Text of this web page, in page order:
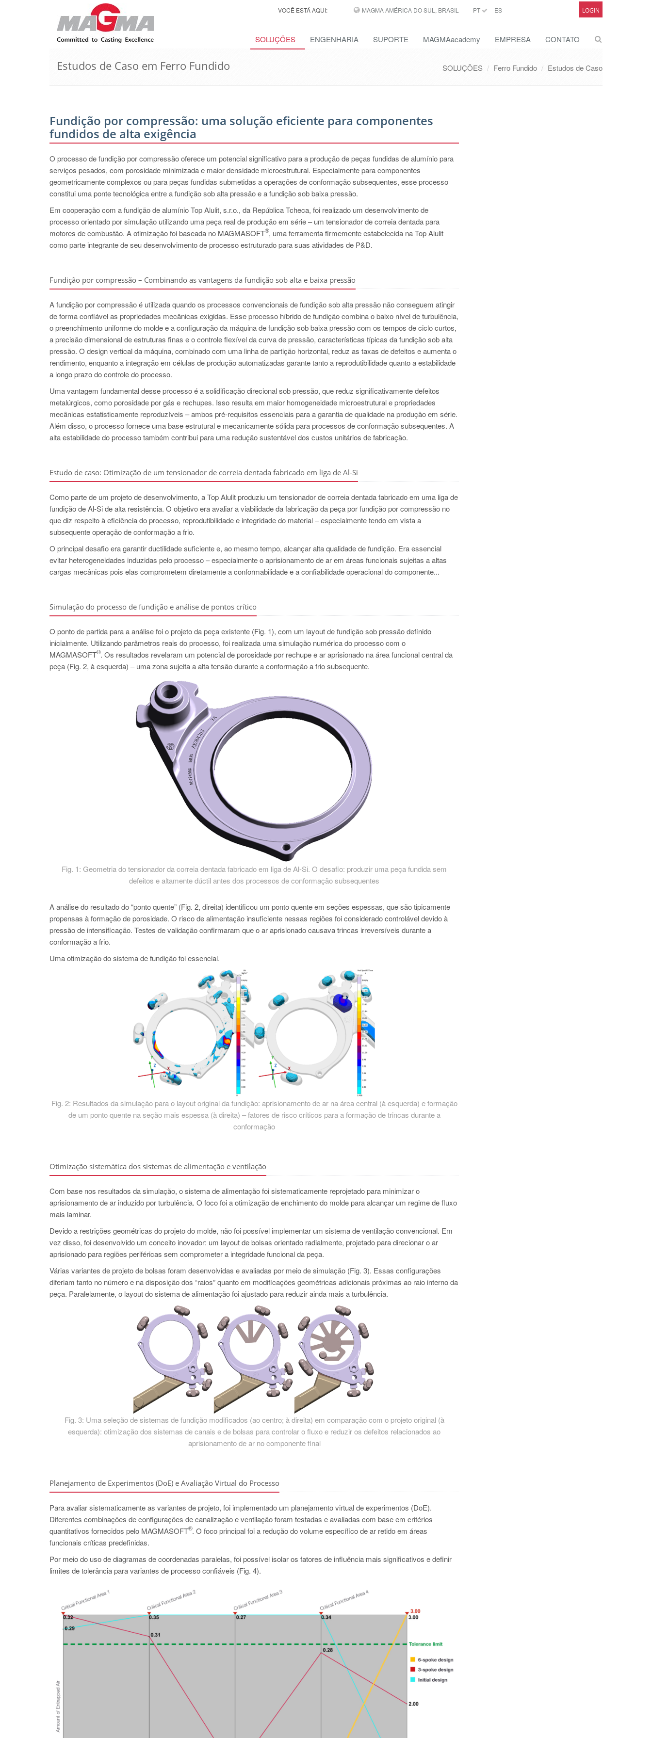
VOCÊ ESTÁ AQUI: MAGMA AMÉRICA DO SUL, BRASIL PT ES LOGIN
SOLUÇÕES ENGENHARIA SUPORTE MAGMAacademy EMPRESA CONTATO
Estudos de Caso em Ferro Fundido SOLUÇÕES Ferro Fundido Estudos de Caso
Fundição por compressão: uma solução eficiente para componentes
fundidos de alta exigência
O processo de fundição por compressão oferece um potencial significativo para a produção de peças fundidas de alumínio para
serviços pesados, com porosidade minimizada e maior densidade microestrutural. Especialmente para componentes
geometricamente complexos ou para peças fundidas submetidas a operações de conformação subsequentes, esse processo
constitui uma ponte tecnológica entre a fundição sob alta pressão e a fundição sob baixa pressão.
Em cooperação com a fundição de alumínio Top Alulit, s.r.o., da República Tcheca, foi realizado um desenvolvimento de
processo orientado por simulação utilizando uma peça real de produção em série – um tensionador de correia dentada para
motores de combustão. A otimização foi baseada no MAGMASOFT
®, uma ferramenta firmemente estabelecida na Top Alulit
como parte integrante de seu desenvolvimento de processo estruturado para suas atividades de P&D.
Fundição por compressão – Combinando as vantagens da fundição sob alta e baixa pressão
A fundição por compressão é utilizada quando os processos convencionais de fundição sob alta pressão não conseguem atingir
de forma confiável as propriedades mecânicas exigidas. Esse processo híbrido de fundição combina o baixo nível de turbulência,
o preenchimento uniforme do molde e a configuração da máquina de fundição sob baixa pressão com os tempos de ciclo curtos,
a precisão dimensional de estruturas finas e o controle flexível da curva de pressão, características típicas da fundição sob alta
pressão. O design vertical da máquina, combinado com uma linha de partição horizontal, reduz as taxas de defeitos e aumenta o
rendimento, enquanto a integração em células de produção automatizadas garante tanto a reprodutibilidade quanto a estabilidade
a longo prazo do controle do processo.
Uma vantagem fundamental desse processo é a solidificação direcional sob pressão, que reduz significativamente defeitos
metalúrgicos, como porosidade por gás e rechupes. Isso resulta em maior homogeneidade microestrutural e propriedades
mecânicas estatisticamente reproduzíveis – ambos pré-requisitos essenciais para a garantia de qualidade na produção em série.
Além disso, o processo fornece uma base estrutural e mecanicamente sólida para processos de conformação subsequentes. A
alta estabilidade do processo também contribui para uma redução sustentável dos custos unitários de fabricação.
Estudo de caso: Otimização de um tensionador de correia dentada fabricado em liga de Al-Si
Como parte de um projeto de desenvolvimento, a Top Alulit produziu um tensionador de correia dentada fabricado em uma liga de
fundição de Al-Si de alta resistência. O objetivo era avaliar a viabilidade da fabricação da peça por fundição por compressão no
que diz respeito à eficiência do processo, reprodutibilidade e integridade do material – especialmente tendo em vista a
subsequente operação de conformação a frio.
O principal desafio era garantir ductilidade suficiente e, ao mesmo tempo, alcançar alta qualidade de fundição. Era essencial
evitar heterogeneidades induzidas pelo processo – especialmente o aprisionamento de ar em áreas funcionais sujeitas a altas
cargas mecânicas pois elas comprometem diretamente a conformabilidade e a confiabilidade operacional do componente...
Simulação do processo de fundição e análise de pontos crítico
O ponto de partida para a análise foi o projeto da peça existente (Fig. 1), com um layout de fundição sob pressão definido
inicialmente. Utilizando parâmetros reais do processo, foi realizada uma simulação numérica do processo com o
MAGMASOFT
®. Os resultados revelaram um potencial de porosidade por rechupe e ar aprisionado na área funcional central da
peça (Fig. 2, à esquerda) – uma zona sujeita a alta tensão durante a conformação a frio subsequente.
Fig. 1: Geometria do tensionador da correia dentada fabricado em liga de Al-Si. O desafio: produzir uma peça fundida sem
defeitos e altamente dúctil antes dos processos de conformação subsequentes
A análise do resultado do “ponto quente” (Fig. 2, direita) identificou um ponto quente em seções espessas, que são tipicamente
propensas à formação de porosidade. O risco de alimentação insuficiente nessas regiões foi considerado controlável devido à
pressão de intensificação. Testes de validação confirmaram que o ar aprisionado causava trincas irreversíveis durante a
conformação a frio.
Uma otimização do sistema de fundição foi essencial.
Fig. 2: Resultados da simulação para o layout original da fundição: aprisionamento de ar na área central (à esquerda) e formação
de um ponto quente na seção mais espessa (à direita) – fatores de risco críticos para a formação de trincas durante a
conformação
Otimização sistemática dos sistemas de alimentação e ventilação
Com base nos resultados da simulação, o sistema de alimentação foi sistematicamente reprojetado para minimizar o
aprisionamento de ar induzido por turbulência. O foco foi a otimização de enchimento do molde para alcançar um regime de fluxo
mais laminar.
Devido a restrições geométricas do projeto do molde, não foi possível implementar um sistema de ventilação convencional. Em
vez disso, foi desenvolvido um conceito inovador: um layout de bolsas orientado radialmente, projetado para direcionar o ar
aprisionado para regiões periféricas sem comprometer a integridade funcional da peça.
Várias variantes de projeto de bolsas foram desenvolvidas e avaliadas por meio de simulação (Fig. 3). Essas configurações
diferiam tanto no número e na disposição dos “raios” quanto em modificações geométricas adicionais próximas ao raio interno da
peça. Paralelamente, o layout do sistema de alimentação foi ajustado para reduzir ainda mais a turbulência.
Fig. 3: Uma seleção de sistemas de fundição modificados (ao centro; à direita) em comparação com o projeto original (à
esquerda): otimização dos sistemas de canais e de bolsas para controlar o fluxo e reduzir os defeitos relacionados ao
aprisionamento de ar no componente final
Planejamento de Experimentos (DoE) e Avaliação Virtual do Processo
Para avaliar sistematicamente as variantes de projeto, foi implementado um planejamento virtual de experimentos (DoE).
Diferentes combinações de configurações de canalização e ventilação foram testadas e avaliadas com base em critérios
quantitativos fornecidos pelo MAGMASOFT
®. O foco principal foi a redução do volume específico de ar retido em áreas
funcionais críticas predefinidas.
Por meio do uso de diagramas de coordenadas paralelas, foi possível isolar os fatores de influência mais significativos e definir
limites de tolerância para variantes de processo confiáveis (Fig. 4).